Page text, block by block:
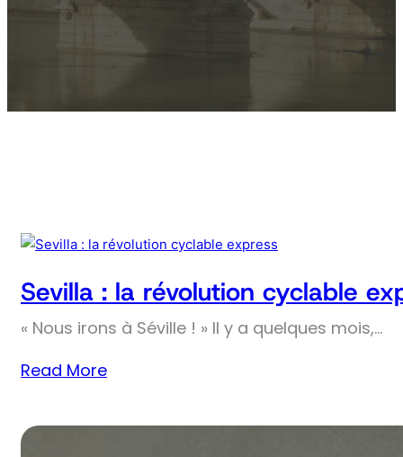
Sevilla : la révolution cyclable
« Nous irons à Séville ! » Il y a quelques mois,…
Read More